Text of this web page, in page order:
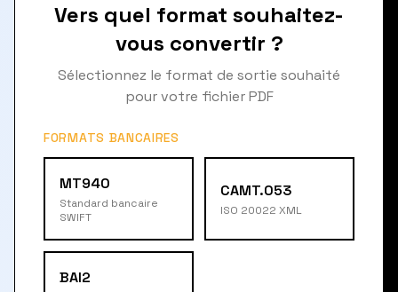
Vers quel format souhaitez-
vous convertir ?
Sélectionnez le format de sortie souhaité
pour votre fichier PDF
FORMATS BANCAIRES
MT940
Standard bancaire
SWIFT
CAMT.053
ISO 20022 XML
BAI2